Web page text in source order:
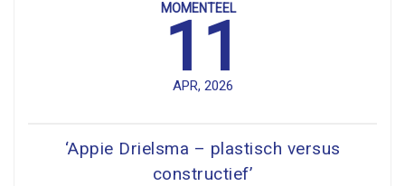
MOMENTEEL
11
APR, 2026
‘Appie Drielsma – plastisch versus
constructief’